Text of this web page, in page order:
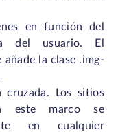
en función del
del usuario. El
la clase .img-
cruzada. Los sitios
este marco se
en cualquier